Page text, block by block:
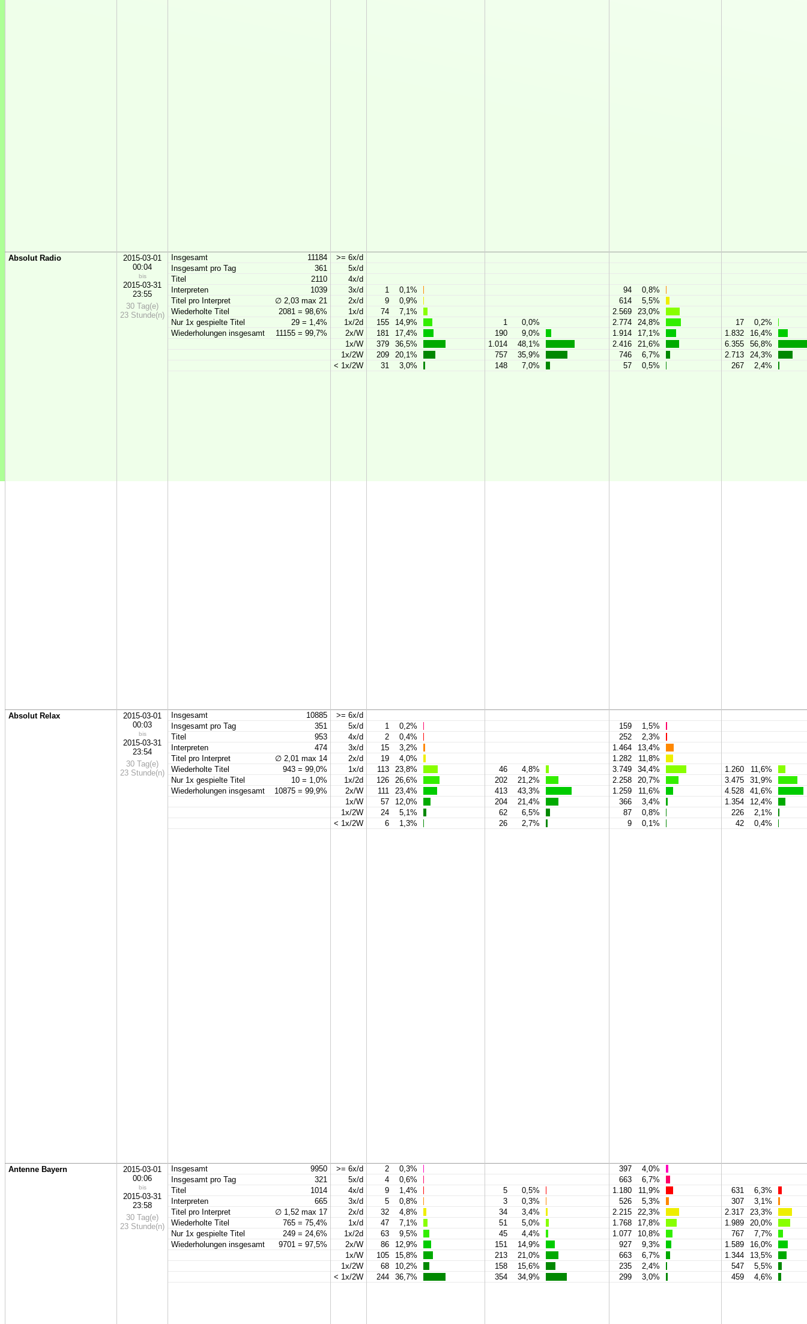
Absolut Radio
2015-03-01
00:04
bis
2015-03-31
23:55
30 Tag(e)
23 Stunde(n)
Insgesamt 11184
>= 6x/d
Insgesamt pro Tag
361
5x/d
Titel
2110
4x/d
Interpreten
1039 3x/d 1 0,1% 94
0,8%
Titel pro Interpret
∅ 2,03 max 21 2x/d 9 0,9% 614
5,5%
Wiederholte Titel
2081 = 98,6% 1x/d 74 7,1% 2.569
23,0%
Nur 1x gespielte Titel
29 = 1,4% 1x/2d 155 14,9% 1 0,0% 2.774 24,8% 17
0,2%
Wiederholungen insgesamt
11155 = 99,7% 2x/W 181 17,4% 190 9,0% 1.914 17,1% 1.832
16,4%
1x/W
379 36,5% 1.014 48,1% 2.416 21,6% 6.355
56,8%
1x/2W
209 20,1% 757 35,9% 746 6,7% 2.713
24,3%
< 1x/2W
31 3,0% 148 7,0% 57 0,5% 267 2,4%
Absolut Relax
2015-03-01
00:03
bis
2015-03-31
23:54
30 Tag(e)
23 Stunde(n)
Insgesamt 10885
>= 6x/d
Insgesamt pro Tag
351 5x/d 1 0,2% 159
1,5%
Titel
953 4x/d 2 0,4% 252
2,3%
Interpreten
474 3x/d 15 3,2% 1.464
13,4%
Titel pro Interpret
∅ 2,01 max 14 2x/d 19 4,0% 1.282
11,8%
Wiederholte Titel
943 = 99,0% 1x/d 113 23,8% 46 4,8% 3.749 34,4% 1.260
11,6%
Nur 1x gespielte Titel
10 = 1,0% 1x/2d 126 26,6% 202 21,2% 2.258 20,7% 3.475
31,9%
Wiederholungen insgesamt
10875 = 99,9% 2x/W 111 23,4% 413 43,3% 1.259 11,6% 4.528
41,6%
1x/W
57 12,0% 204 21,4% 366 3,4% 1.354
12,4%
1x/2W
24 5,1% 62 6,5% 87 0,8% 226
2,1%
< 1x/2W
6 1,3% 26 2,7% 9 0,1% 42 0,4%
Antenne Bayern
2015-03-01
00:06
bis
2015-03-31
23:58
30 Tag(e)
23 Stunde(n)
Insgesamt 9950 >= 6x/d 2 0,3% 397
4,0%
Insgesamt pro Tag
321 5x/d 4 0,6% 663
6,7%
Titel
1014 4x/d 9 1,4% 5 0,5% 1.180 11,9% 631
6,3%
Interpreten
665 3x/d 5 0,8% 3 0,3% 526 5,3% 307
3,1%
Titel pro Interpret
∅ 1,52 max 17 2x/d 32 4,8% 34 3,4% 2.215 22,3% 2.317
23,3%
Wiederholte Titel
765 = 75,4% 1x/d 47 7,1% 51 5,0% 1.768 17,8% 1.989
20,0%
Nur 1x gespielte Titel
249 = 24,6% 1x/2d 63 9,5% 45 4,4% 1.077 10,8% 767
7,7%
Wiederholungen insgesamt
9701 = 97,5% 2x/W 86 12,9% 151 14,9% 927 9,3% 1.589
16,0%
1x/W
105 15,8% 213 21,0% 663 6,7% 1.344
13,5%
1x/2W
68 10,2% 158 15,6% 235 2,4% 547
5,5%
< 1x/2W
244 36,7% 354 34,9% 299 3,0% 459 4,6%